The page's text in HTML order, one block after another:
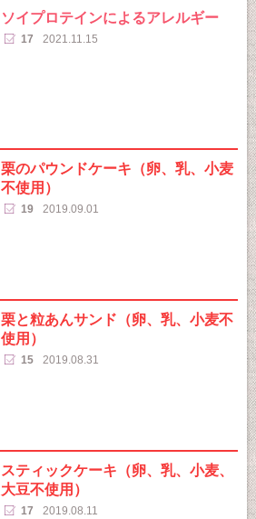
ソイプロテインによるアレルギー
17 2021.11.15
栗のパウンドケーキ（卵、乳、小麦
不使用）
19 2019.09.01
栗と粒あんサンド（卵、乳、小麦不
使用）
15 2019.08.31
スティックケーキ（卵、乳、小麦、
大豆不使用）
17 2019.08.11